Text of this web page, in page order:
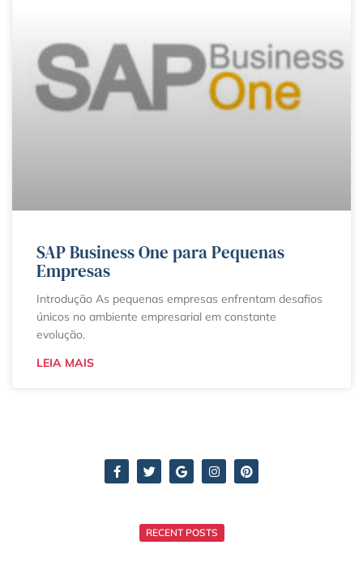
SAP Business One para Pequenas
Empresas
Introdução As pequenas empresas enfrentam desafios
únicos no ambiente empresarial em constante
evolução.
LEIA MAIS
RECENT POSTS